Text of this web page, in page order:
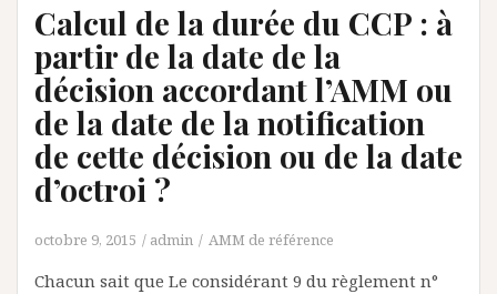
Calcul de la durée du CCP : à
partir de la date de la
décision accordant l’AMM ou
de la date de la notification
de cette décision ou de la date
d’octroi ?
octobre 9, 2015 admin AMM de référence
Chacun sait que Le considérant 9 du règlement n°